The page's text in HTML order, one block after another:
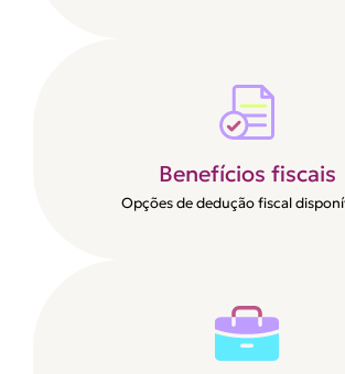
Benefícios fiscais
Opções de dedução fiscal